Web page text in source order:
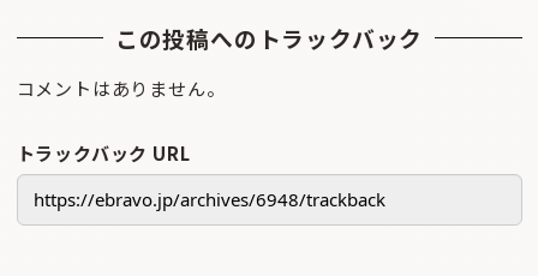
この投稿へのトラックバック
コメントはありません。
トラックバック URL